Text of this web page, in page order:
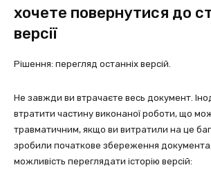
хочете повернутися до
версії
Рішення: перегляд останніх версій.
Не завжди ви втрачаєте весь документ.
втратити частину виконаної роботи, що
травматичним, якщо ви витратили на це
зробили початкове збереження
можливість переглядати історію версій: